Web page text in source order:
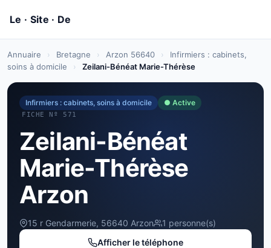
Annuaire › Bretagne › Arzon 56640 ›
Infirmiers : cabinets,
soins à domicile
› Zeilani-Bénéat Marie-Thérèse
Infirmiers : cabinets, soins à domicile ● Active
FICHE Nº 571
Zeilani-Bénéat
Marie-Thérèse
Arzon
15 r Gendarmerie, 56640 Arzon
1 personne(s)
Afficher le téléphone